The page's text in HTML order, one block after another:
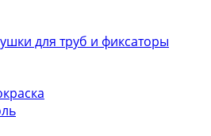
для труб и фиксаторы